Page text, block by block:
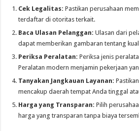
Cek Legalitas: Pastikan perusahaan
terdaftar di otoritas terkait.
Baca Ulasan Pelanggan: Ulasan dari
dapat memberikan gambaran tentang
Periksa Peralatan: Periksa jenis
Peralatan modern menjamin pekerjaan
Tanyakan Jangkauan Layanan:
mencakup daerah tempat Anda tinggal
Harga yang Transparan: Pilih
harga yang transparan tanpa biaya